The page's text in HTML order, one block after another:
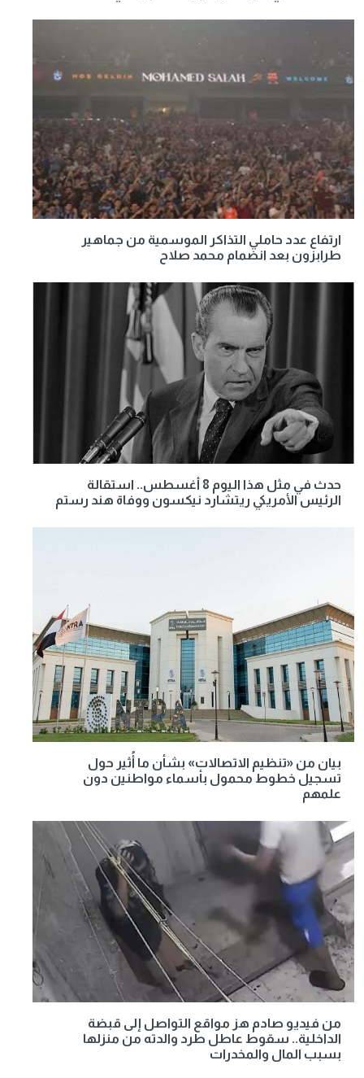
ارتفاع عدد حاملي التذاكر الموسمية من جماهير
طرابزون بعد انضمام محمد صلاح
حدث في مثل هذا اليوم 8 أغسطس.. استقالة
الرئيس الأمريكي ريتشارد نيكسون ووفاة هند رستم
بيان من «تنظيم الاتصالات» بشأن ما أُثير حول
تسجيل خطوط محمول بأسماء مواطنين دون
علمهم
من فيديو صادم هز مواقع التواصل إلى قبضة
الداخلية.. سقوط عاطل طرد والدته من منزلها
بسبب المال والمخدرات